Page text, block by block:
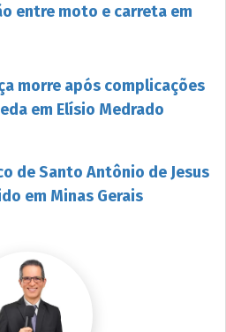
entre moto e carreta em
morre após complicações
em Elísio Medrado
de Santo Antônio de Jesus
em Minas Gerais